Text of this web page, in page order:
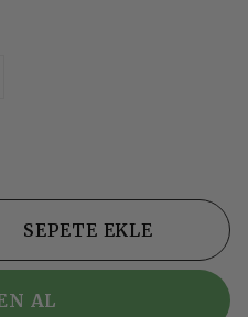
SEPETE EKLE
AL